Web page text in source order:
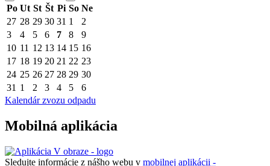
Po Ut St Št Pi So Ne
27 28 29 30 31 1
2
3
4 5 6 7 8
9
10 11 12 13 14 15 16
17 18 19 20 21 22 23
24 25 26 27 28 29 30
31 1 2 3 4 5
6
Kalendár zvozu odpadu
Mobilná aplikácia
Sledujte informácie z nášho webu v mobilnej aplikácii -